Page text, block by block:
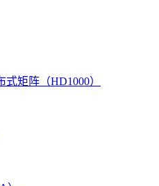
式矩阵（HD1000）